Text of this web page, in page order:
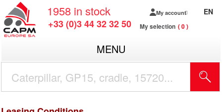
1958 in stock
+33 (0)3 44 32 32 50
My account
My selection 0
EN
MENU